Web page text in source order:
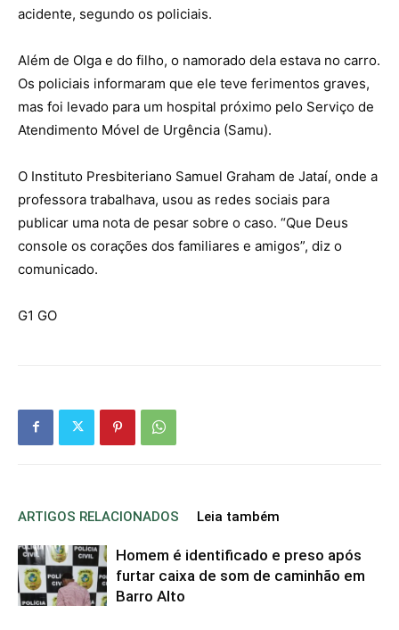
acidente, segundo os policiais.
Além de Olga e do filho, o namorado dela estava no carro.
Os policiais informaram que ele teve ferimentos graves,
mas foi levado para um hospital próximo pelo Serviço de
Atendimento Móvel de Urgência (Samu).
O Instituto Presbiteriano Samuel Graham de Jataí, onde a
professora trabalhava, usou as redes sociais para
publicar uma nota de pesar sobre o caso. “Que Deus
console os corações dos familiares e amigos”, diz o
comunicado.
G1 GO
ARTIGOS RELACIONADOS Leia também
Homem é identificado e preso após
furtar caixa de som de caminhão em
Barro Alto